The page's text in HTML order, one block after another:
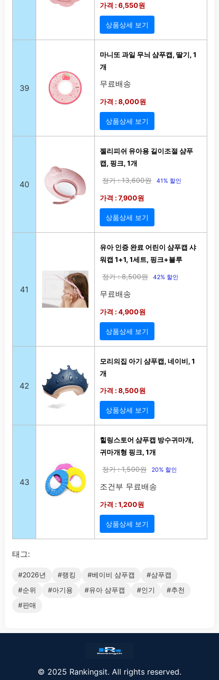
가격 : 6,550원
상품상세 보기
39
마니또 과일 무늬 샴푸캡, 딸기, 1
개
무료배송
가격 : 8,000원
상품상세 보기
40
젤리피쉬 유아용 길이조절 샴푸
캡, 핑크, 1개
정가 : 13,600원 41% 할인
가격 : 7,900원
상품상세 보기
41
유아 인증 완료 어린이 샴푸캡 샤
워캡 1+1, 1세트, 핑크+블루
정가 : 8,500원 42% 할인
무료배송
가격 : 4,900원
상품상세 보기
42
모리의집 아기 샴푸캡, 네이비, 1
개
가격 : 8,500원
상품상세 보기
43
힐링스토어 샴푸캡 방수귀마개,
귀마개형 핑크, 1개
정가 : 1,500원 20% 할인
조건부 무료배송
가격 : 1,200원
상품상세 보기
태그:
#2026년 #랭킹 #베이비 샴푸캡
#샴푸캡
#순위
#아기용 #유아 샴푸캡 #인기
#추천
#판매
© 2025 Rankingsit. All rights reserved.